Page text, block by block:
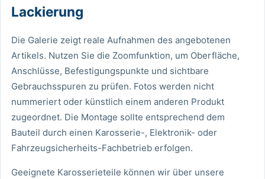
Lackierung
Die Galerie zeigt reale Aufnahmen des angebotenen
Artikels. Nutzen Sie die Zoomfunktion, um Oberfläche,
Anschlüsse, Befestigungspunkte und sichtbare
Gebrauchsspuren zu prüfen. Fotos werden nicht
nummeriert oder künstlich einem anderen Produkt
zugeordnet. Die Montage sollte entsprechend dem
Bauteil durch einen Karosserie-, Elektronik- oder
Fahrzeugsicherheits-Fachbetrieb erfolgen.
Geeignete Karosserieteile können wir über unsere